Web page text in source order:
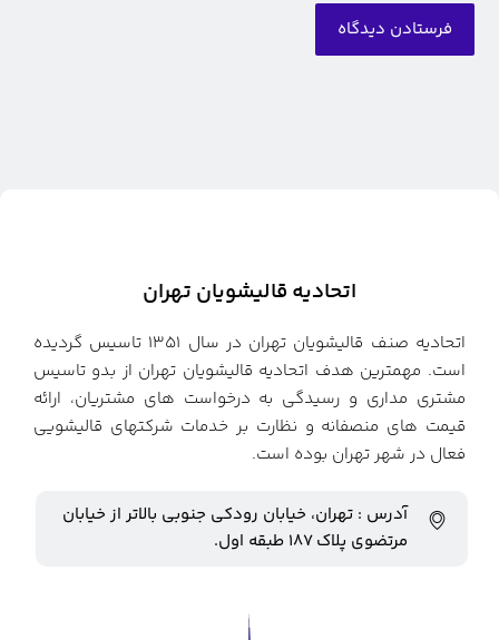
فرستادن دیدگاه
اتحادیه قالیشویان تهران
اتحادیه صنف قالیشویان تهران در سال ۱۳۵۱ تاسیس گردیده
است. مهمترین هدف اتحادیه قالیشویان تهران از بدو تاسیس
مشتری مداری و رسیدگی به درخواست های مشتریان، ارائه
قیمت های منصفانه و نظارت بر خدمات شرکتهای قالیشویی
فعال در شهر تهران بوده است.
آدرس : تهران، خیابان رودکی جنوبی بالاتر از خیابان
مرتضوی پلاک ۱۸۷ طبقه اول.